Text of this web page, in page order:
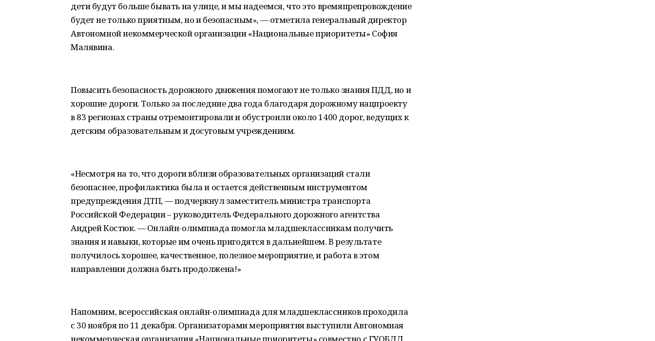
дети будут больше бывать на улице, и мы надеемся, что это времяпрепровождение
будет не только приятным, но и безопасным», ­— отметила генеральный директор
Автономной некоммерческой организации «Национальные приоритеты» София
Малявина.
Повысить безопасность дорожного движения помогают не только знания ПДД, но и
хорошие дороги. Только за последние два года благодаря дорожному нацпроекту
в 83 регионах страны отремонтировали и обустроили около 1400 дорог, ведущих к
детским образовательным и досуговым учреждениям.
«Несмотря на то, что дороги вблизи образовательных организаций стали
безопаснее, профилактика была и остается действенным инструментом
предупреждения ДТП, — подчеркнул заместитель министра транспорта
Российской Федерации – руководитель Федерального дорожного агентства
Андрей Костюк. — Онлайн-олимпиада помогла младшеклассникам получить
знания и навыки, которые им очень пригодятся в дальнейшем. В результате
получилось хорошее, качественное, полезное мероприятие, и работа в этом
направлении должна быть продолжена!»
Напомним, всероссийская онлайн-олимпиада для младшеклассников проходила
с 30 ноября по 11 декабря. Организаторами мероприятия выступили Автономная